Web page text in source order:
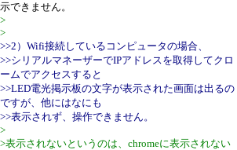
示できません。
>
>
>>2）Wifi接続しているコンピュータの場合、
>>シリアルマネーザーでIPアドレスを取得してクロ
ームでアクセスすると
>>LED電光掲示板の文字が表示された画面は出るの
ですが、他にはなにも
>>表示されず、操作できません。
>
>表示されないというのは、chromeに表示されない